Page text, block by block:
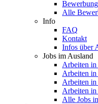
Alle
Info
FAQ
Kontakt
Infos über
Jobs im Ausland
Arbeiten in
Arbeiten in
Arbeiten in
Arbeiten in
Alle Jobs